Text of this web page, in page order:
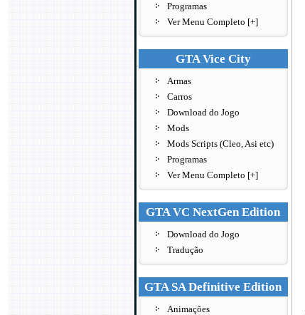
Programas
Ver Menu Completo [+]
GTA Vice City
Armas
Carros
Download do Jogo
Mods
Mods Scripts (Cleo, Asi etc)
Programas
Ver Menu Completo [+]
GTA VC NextGen Edition
Download do Jogo
Tradução
GTA SA Definitive Edition
Animações